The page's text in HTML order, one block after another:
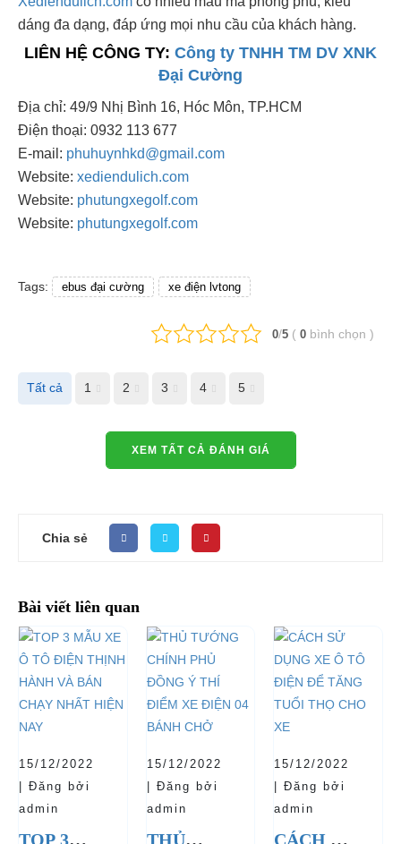
dáng đa dạng, đáp ứng mọi nhu cầu của khách hàng.
LIÊN HỆ CÔNG TY: Công ty TNHH TM DV XNK
Đại Cường
Địa chỉ: 49/9 Nhị Bình 16, Hóc Môn, TP.HCM
Điện thoại: 0932 113 677
E-mail: phuhuynhkd@gmail.com
Website: xediendulich.com
Website: phutungxegolf.com
Website: phutungxegolf.com
Tags: ebus đại cường xe điện lvtong
0/5 ( 0 bình chọn )
Tất cả 1 2 3 4 5
XEM TẤT CẢ ĐÁNH GIÁ
Chia sẻ
Bài viết liên quan
15/12/2022
| Đăng bởi
admin
TOP 3
15/12/2022
| Đăng bởi
admin
THỦ
15/12/2022
| Đăng bởi
admin
CÁCH SỬ